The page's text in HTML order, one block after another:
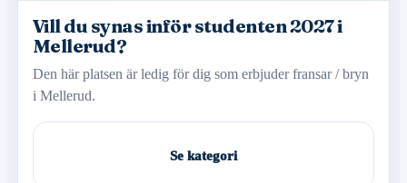
Vill du synas inför studenten 2027 i
Mellerud?
Den här platsen är ledig för dig som erbjuder fransar / bryn
i Mellerud.
Se kategori